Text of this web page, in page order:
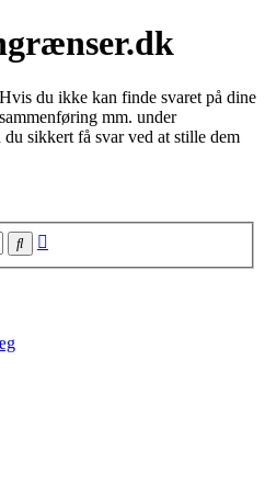
du ikke kan finde svaret på dine
mm. under
sikkert få svar ved at stille dem
Søg